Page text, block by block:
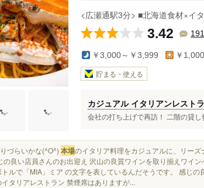
<広瀬通駅3分> ■北海道食材×イ
3.42 191
￥3,000～￥3,999 ￥
貯まる・使える
カジュアル イタリアンレスト
会社の打ち上げで再訪！ 二階の貸
づらいかな(^O^) 本場のイタリア料理をカジュアルに、リー
の良い店員さんのお出迎え 沢山の良質ワインを取り揃えワイ
トルで「MIA」ミア の文字を表しているんだそうです。 感じ
イタリアレストラン 禁煙席はありますが...